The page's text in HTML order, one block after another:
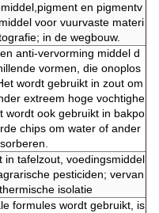
en pigmentv
voor vuurvaste materi
in de wegbouw.
anti-vervorming middel d
vormen, die onoplos
wordt gebruikt in zout om
extreem hoge vochtighe
wordt ook gebruikt in bakpo
chips om water of ander
in tafelzout, voedingsmiddel
pesticiden; vervan
isolatie
formules wordt gebruikt, is